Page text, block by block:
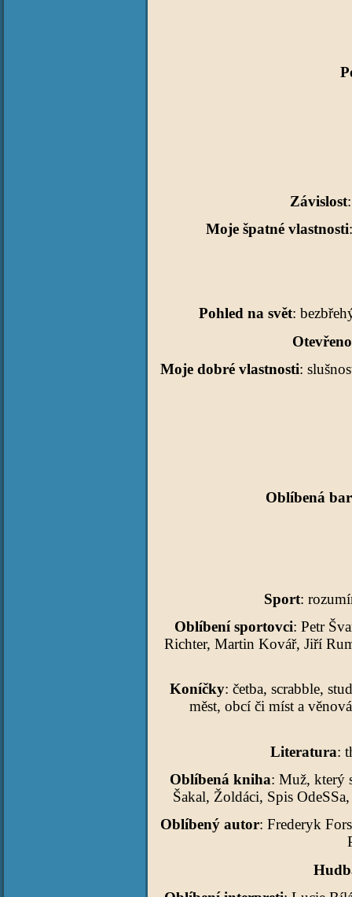
Závislost
Moje špatné vlastnosti
Pohled na svět:
Moje dobré vlastnosti:
Oblíbená
Sport:
Oblíbení sportovci: Petr
Richter, Martin Kovář, Jiří
Koníčky: četba, scrabble,
měst, obcí či míst a
Literatura:
Oblíbená kniha: Muž, který
Šakal, Žoldáci, Spis
Oblíbený autor: Frederyk